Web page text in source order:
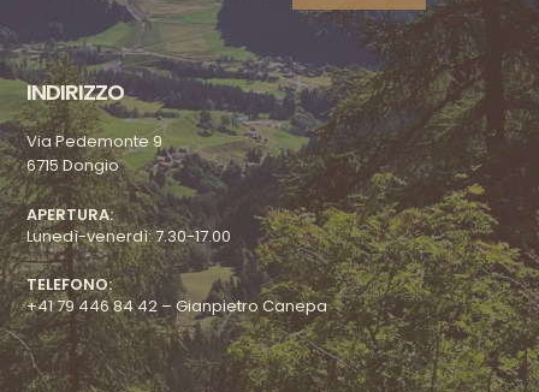
INDIRIZZO
Via Pedemonte 9
6715 Dongio
APERTURA:
Lunedì-venerdì: 7.30-17.00
TELEFONO:
+41 79 446 84 42 – Gianpietro Canepa